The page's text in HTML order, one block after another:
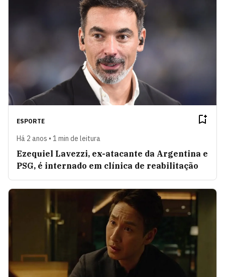
ESPORTE
Há 2 anos • 1 min de leitura
Ezequiel Lavezzi, ex-atacante da Argentina e
PSG, é internado em clínica de reabilitação